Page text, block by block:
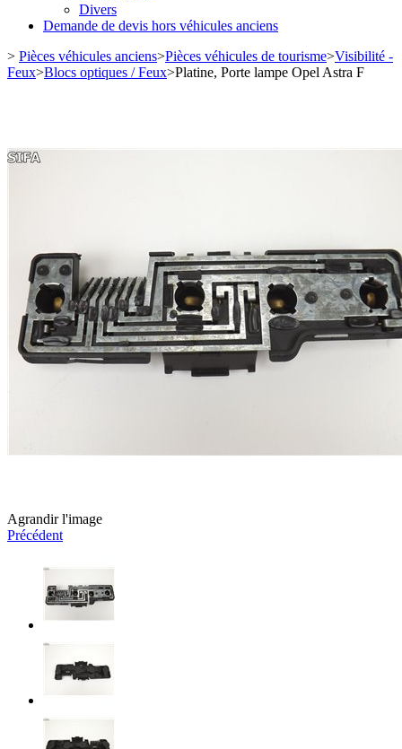
Divers
Demande de devis hors véhicules anciens
> Pièces véhicules anciens>Pièces véhicules de tourisme>Visibilité -
Feux>Blocs optiques / Feux>Platine, Porte lampe Opel Astra F
Agrandir l'image
Précédent